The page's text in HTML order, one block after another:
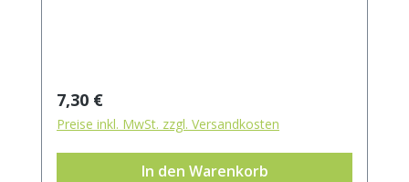
Beim Ausspülen lösen sich die Partikel
leicht vom Filtergewebe. Durch die zwei
Henkel sitzt der Filter stabil auf dem
Becher- oder Kannenrand. Durchmesser
Regulärer Preis:
7,30 €
Preise inkl. MwSt. zzgl. Versandkosten
In den Warenkorb